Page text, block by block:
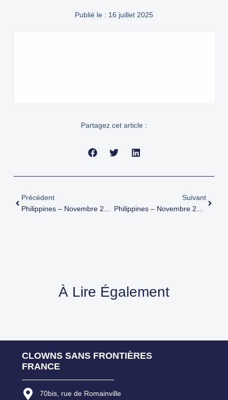
Publié le : 16 juillet 2025
Partagez cet article :
Précédent
Suivant
À Lire Également
CLOWNS SANS FRONTIÈRES
FRANCE
70bis, rue de Romainville